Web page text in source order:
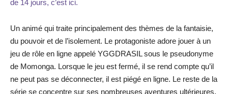
de 14 jours, c’est ici.
Un animé qui traite principalement des thèmes de la fantaisie,
du pouvoir et de l’isolement. Le protagoniste adore jouer à un
jeu de rôle en ligne appelé YGGDRASIL sous le pseudonyme
de Momonga. Lorsque le jeu est fermé, il se rend compte qu’il
ne peut pas se déconnecter, il est piégé en ligne. Le reste de la
série se concentre sur ses nombreuses aventures ultérieures.